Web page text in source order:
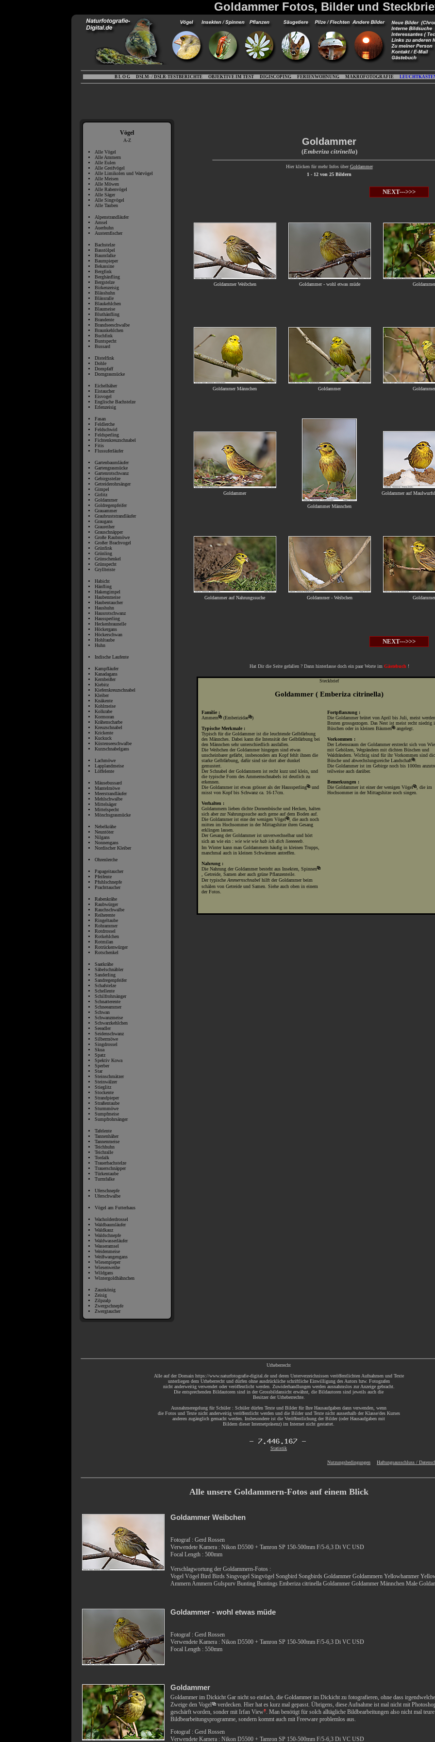
Goldammer Fotos, Bilder und
B L O G DSLM- / DSLR-TESTBERICHTE OBJEKTIVE IM TEST DIGISCOPING FERIENWOHNUNG MAKROFOTOGRAFIE
Vögel
A-Z
Alle Vögel
Alle Ammern
Alle Eulen
Alle Greifvögel
Alle Limikolen und Watvögel
Alle Meisen
Alle Möwen
Alle Rabenvögel
Alle Säger
Alle Singvögel
Alle Tauben
Alpenstrandläufer
Amsel
Auerhuhn
Austernfischer
Bachstelze
Basstölpel
Baumfalke
Baumpieper
Bekassine
Bergfink
Berghänfling
Bergstelze
Birkenzeisig
Blässhuhn
Blässralle
Blaukehlchen
Blaumeise
Bluthänfling
Brandente
Brandseeschwalbe
Braunkehlchen
Buchfink
Buntspecht
Bussard
Distelfink
Dohle
Dompfaff
Dorngrasmücke
Eichelhäher
Eistaucher
Eisvogel
Englische Bachstelze
Erlenzeisig
Fasan
Feldlerche
Feldschwirl
Feldsperling
Fichtenkreuzschnabel
Fitis
Flussuferläufer
Gartenbaumläufer
Gartengrasmücke
Gartenrotschwanz
Gebirgsstelze
Getreiderohrsänger
Gimpel
Girlitz
Goldammer
Goldregenpfeifer
Grauammer
Graubruststrandläufer
Graugans
Graureiher
Grauschnäpper
Große Raubmöwe
Großer Brachvogel
Grünfink
Grünling
Grünschenkel
Grünspecht
Gryllteiste
Habicht
Hänfling
Hakengimpel
Haubenmeise
Haubentaucher
Haushuhn
Hausrotschwanz
Haussperling
Heckenbraunelle
Höckergans
Höckerschwan
Hohltaube
Huhn
Indische Laufente
Kampfläufer
Kanadagans
Kernbeißer
Kiebitz
Kiefernkreuzschnabel
Kleiber
Knäkente
Kohlmeise
Kolkrabe
Kormoran
Krähenscharbe
Kreuzschnabel
Krickente
Kuckuck
Küstenseeschwalbe
Kurzschnabelgans
Lachmöwe
Lapplandmeise
Löffelente
Mäusebussard
Mantelmöwe
Meerstrandläufer
Mehlschwalbe
Mittelsäger
Mittelspecht
Mönchsgrasmücke
Nebelkrähe
Neuntöter
Nilgans
Nonnengans
Nordischer Kleiber
Ohrenlerche
Papageitaucher
Pfeifente
Pfuhlschnepfe
Prachttaucher
Rabenkrähe
Raubwürger
Rauchschwalbe
Reiherente
Ringeltaube
Rohrammer
Rotdrossel
Rotkehlchen
Rotmilan
Rotrückenwürger
Rotschenkel
Saatkrähe
Säbelschnäbler
Sanderling
Sandregenpfeifer
Schafstelze
Schellente
Schilfrohrsänger
Schnatterente
Schneeammer
Schwan
Schwanzmeise
Schwarzkehlchen
Seeadler
Seidenschwanz
Silbermöwe
Singdrossel
Skua
Spatz
Spektiv Kowa
Sperber
Star
Steinschmätzer
Steinwälzer
Stieglitz
Stockente
Strandpieper
Straßentaube
Sturmmöwe
Sumpfmeise
Sumpfrohrsänger
Tafelente
Tannenhäher
Tannenmeise
Teichhuhn
Teichralle
Tordalk
Trauerbachstelze
Trauerschnäpper
Türkentaube
Turmfalke
Uferschnepfe
Uferschwalbe
Vögel am Futterhaus
Wacholderdrossel
Waldbaumläufer
Waldkauz
Waldschnepfe
Waldwasserläufer
Wasseramsel
Weidenmeise
Weißwangengans
Wiesenpieper
Wiesenweihe
Wildgans
Wintergoldhähnchen
Zaunkönig
Zeisig
Zilpzalp
Zwergschnepfe
Zwergtaucher
Goldammer
(Emberiza citrinella)
Hier klicken für mehr Infos überGoldammer
1 - 12 von 25 Bildern
NEXT--->>>
Goldammer Weibchen Goldammer - wohl etwas müde Goldammer
Goldammer Männchen Goldammer Goldammer
Goldammer
Goldammer Männchen
Goldammer auf
Goldammer auf Nahrungssuche Goldammer - Weibchen Goldammer
NEXT--->>>
Hat Dir die Seite gefallen ? Dann hinterlasse doch ein paar Worte im Gästebuch !
Steckbrief
Goldammer ( Emberiza citrinella)
Familie :
Ammern
(Emberizidae
)
Typische Merkmale :
Typisch für die Goldammer ist die leuchtende Gelbfärbung
des Männches. Dabei kann die Intensität der Gelbfärbung bei
den Männchen sehr unterschiedlich ausfallen.
Die Weibchen der Goldammer hingegen sind etwas
unscheinbarer gefärbt, insbesonders am Kopf fehlt ihnen die
starke Gelbfärbung, dafür sind sie dort aber dunkel
gemustert.
Der Schnabel der Goldammern ist recht kurz und klein, und
die typische Form des Ammernschnabels ist deutlich zu
erkennen.
Die Goldammer ist etwas grösser als derHaussperling
und
misst von Kopf bis Schwanz ca. 16-17cm.
Verhalten :
Goldammern lieben dichte Dornenbüsche und Hecken, halten
sich aber zur Nahrungssuche auch gerne auf dem Boden auf.
Die Goldammer ist eine der wenigen Vögel
, die auch noch
mitten im Hochsommer in der Mittagshitze ihren Gesang
erklingen lassen.
Der Gesang der Goldammer ist unverwechselbar und hört
sich an wie ein : wie wie wie hab ich dich lieeeeeeb
Im Winter kann man Goldammern häufig in kleinen Trupps,
manchmal auch in kleinen Schwärmen antreffen.
Nahrung :
Die Nahrung der Goldammer besteht aus Insekten, Spinnen
, Getreide, Samen aber auch grüne Pflanzenteile.
Der typische Ammernschnabel hilft der Goldammer beim
schälen von Getreide und Samen. Siehe auch oben in einem
der Fotos.
Fortpflanzung :
Die Goldammer brütet von April bis Juli, meist
Bruten grossgezogen. Das Nest ist meist recht niedrig
Büschen oder in kleinen Bäumen
angelegt.
Vorkommen :
Der Lebensraum der Goldammer erstreckt sich von
mit Gehölzen, Wegrändern mit dichten Büschen und
Waldrändern. Wichtig sind für ihr Vorkommen sind
Büsche und abwechslungsreiche Landschaft
Die Goldammer ist im Gebirge noch bis 1000m
teilweise auch darüber.
Bemerkungen :
Die Goldammer ist einer der wenigen Vögel
, die im
Hochsommer in der Mittagshitze noch singen.
Urheberrecht
Alle auf der Domain https://www.naturfotografie-digital.de und deren Unterverzeichnissen veröffentlichten Aufnahmen und Texte
unterliegen dem Urheberrecht und dürfen ohne ausdrückliche schriftliche Einwilligung des Autors bzw. Fotografen
nicht anderweitig verwendet oder veröffentlicht werden. Zuwiderhandlungen werden ausnahmslos zur Anzeige gebracht.
Die entsprechenden Bildautoren sind in der Grossbildansicht erwähnt, die Bildautoren sind jeweils auch die
Besitzer der Urheberrechte.
Ausnahmeregelung für Schüler : Schüler dürfen Texte und Bilder für Ihre Hausaufgaben dann verwenden, wenn
die Fotos und Texte nicht anderweitig veröffentlicht werden und die Bilder und Texte nicht ausserhalb der Klasse/des Kurses
anderen zugänglich gemacht werden. Insbesondere ist die Veröffentlichung der Bilder (oder Hausaufgaben mit
Bildern dieser Internetpräsenz) im Internet nicht gestattet.
Statistik
Nutzungsbedingungen Haftungsausschluss /
Alle unsere Goldammern-Fotos auf einem Blick
Goldammer Weibchen
Fotograf : Gerd Rossen
Verwendete Kamera : Nikon D5500 + Tamron SP 150-500mm F/5-6,3 Di VC USD
Focal Length : 500mm
Verschlagwortung der Goldammern-Fotos :
Vogel Vögel Bird Birds Singvogel Singvögel Songbird Songbirds Goldammer Goldammern Yellowhammer
Ammern Ammern Gulspurv Bunting Buntings Emberiza citrinella Goldammer Goldammer Männchen Male
Goldammer - wohl etwas müde
Fotograf : Gerd Rossen
Verwendete Kamera : Nikon D5500 + Tamron SP 150-500mm F/5-6,3 Di VC USD
Focal Length : 550mm
Goldammer
Goldammer im Dickicht Gar nicht so einfach, die Goldammer im Dickicht zu fotografieren, ohne dass
Zweige denVogel
verdecken. Hier hat es kurz mal gepasst. Übrigens, diese Aufnahme ist mal nicht mit
geschärft worden, sonder mitIrfan View . Man benötigt für solch alltägliche Bildbearbeitungen also nicht mal teure
Bildbearbeitungsprogramme, sondern kommt auch mit Freeware problemlos aus.
Fotograf : Gerd Rossen
Verwendete Kamera : Nikon D5500 + Tamron SP 150-500mm F/5-6,3 Di VC USD